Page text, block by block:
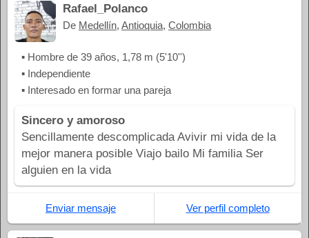
Rafael_Polanco
De Medellín, Antioquia, Colombia
▪ Hombre de 39 años, 1,78 m (5'10'')
▪ Independiente
▪ Interesado en formar una pareja
Sincero y amoroso
Sencillamente descomplicada Avivir mi vida de la
mejor manera posible Viajo bailo Mi familia Ser
alguien en la vida
Enviar mensaje Ver perfil completo